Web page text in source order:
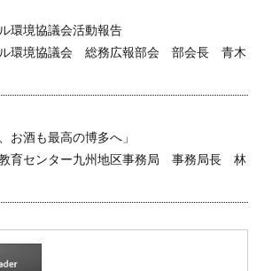
環境協議会活動報告
ル環境協議会 総務広報部会 部会長 青木
お酒も最高の博多へ」
育センター九州地区事務局 事務局長 林